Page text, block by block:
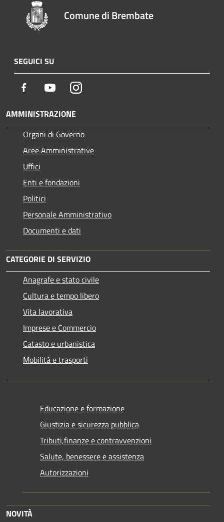
Comune di Brembate
SEGUICI SU
Facebook YoutubeInstagram
AMMINISTRAZIONE
Organi di Governo
Aree Amministrative
Uffici
Enti e fondazioni
Politici
Personale Amministrativo
Documenti e dati
CATEGORIE DI SERVIZIO
Anagrafe e stato civile
Cultura e tempo libero
Vita lavorativa
Imprese e Commercio
Catasto e urbanistica
Mobilità e trasporti
Educazione e formazione
Giustizia e sicurezza pubblica
Tributi,finanze e contravvenzioni
Salute, benessere e assistenza
Autorizzazioni
NOVITÀ